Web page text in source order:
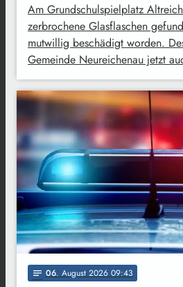
Am Grundschulspielplatz
zerbrochene Glasflaschen
mutwillig beschädigt worden.
Gemeinde Neureichenau jetzt
notes 06. August 2026 09:43